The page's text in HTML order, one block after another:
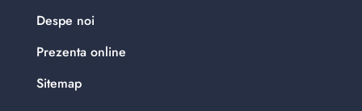
Despe noi
Prezenta online
Sitemap